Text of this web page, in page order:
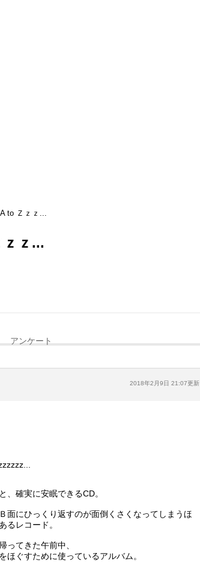
to Ｚｚｚ...
ｚ...
アンケート
2018年2月9日 21:07更新
、確実に安眠できるCD。
面にひっくり返すのが面倒くさくなってしまうほ
るレコード。
ってきた午前中、
ほぐすために使っているアルバム。